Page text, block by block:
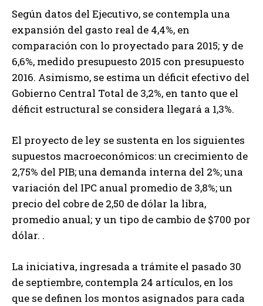
Según datos del Ejecutivo, se contempla una
expansión del gasto real de 4,4%, en
comparación con lo proyectado para 2015; y de
6,6%, medido presupuesto 2015 con presupuesto
2016. Asimismo, se estima un déficit efectivo del
Gobierno Central Total de 3,2%, en tanto que el
déficit estructural se considera llegará a 1,3%.
El proyecto de ley se sustenta en los siguientes
supuestos macroeconómicos: un crecimiento de
2,75% del PIB; una demanda interna del 2%; una
variación del IPC anual promedio de 3,8%; un
precio del cobre de 2,50 de dólar la libra,
promedio anual; y un tipo de cambio de $700 por
dólar. .
La iniciativa, ingresada a trámite el pasado 30
de septiembre, contempla 24 artículos, en los
que se definen los montos asignados para cada